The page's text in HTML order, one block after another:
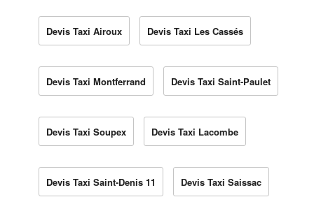
Devis Taxi Airoux Devis Taxi Les Cassés
Devis Taxi Montferrand Devis Taxi Saint-Paulet
Devis Taxi Soupex Devis Taxi Lacombe
Devis Taxi Saint-Denis 11 Devis Taxi Saissac